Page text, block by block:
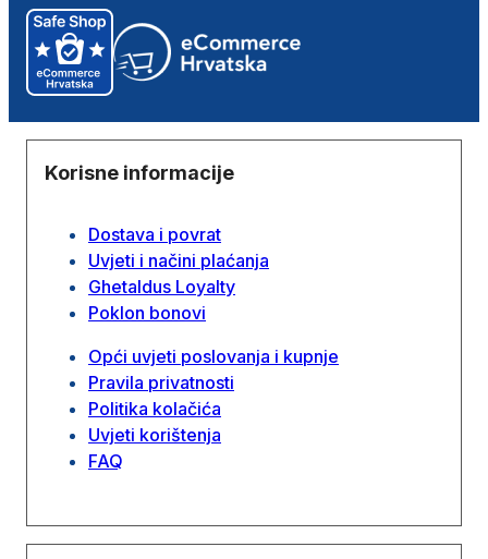
Korisne informacije
Dostava i povrat
Uvjeti i načini plaćanja
Ghetaldus Loyalty
Poklon bonovi
Opći uvjeti poslovanja i kupnje
Pravila privatnosti
Politika kolačića
Uvjeti korištenja
FAQ